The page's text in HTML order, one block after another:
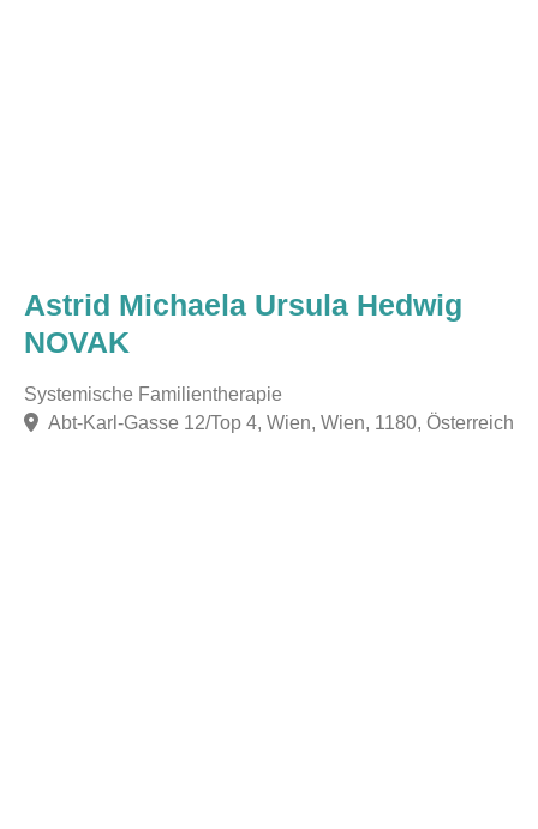
Astrid Michaela Ursula Hedwig
NOVAK
Systemische Familientherapie
Abt-Karl-Gasse 12/Top 4, Wien, Wien, 1180, Österreich